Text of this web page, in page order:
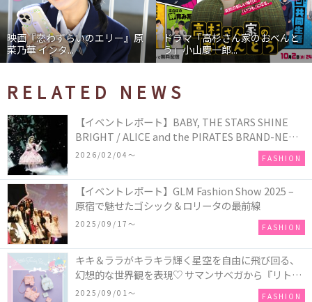
映画『恋わずらいのエリー』原
菜乃華 インタ...
ドラマ「高杉さん家のおべんと
う」小山慶一郎...
RELATED NEWS
【イベントレポート】BABY, THE STARS SHINE
BRIGHT / ALICE and the PIRATES BRAND-NEW
COLLECTION in TOKYO
2026/02/04〜 FASHION
【イベントレポート】GLM Fashion Show 2025 –
原宿で魅せたゴシック＆ロリータの最前線
2025/09/17〜 FASHION
キキ＆ララがキラキラ輝く星空を自由に飛び回る、
幻想的な世界観を表現♡ サマンサベガから『リトル
ツインスターズ』50周年アニバーサリーイヤー』を
2025/09/01〜 FASHION